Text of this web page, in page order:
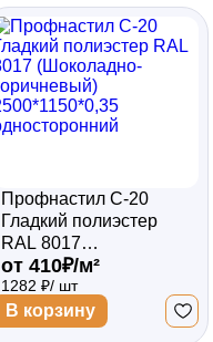
Профнастил С-20
Гладкий полиэстер
RAL 8017
(Шоколадно-
коричневый)
2500*1150*0,35
односторонний
от 410₽/м²
1282 ₽/ шт
В корзину